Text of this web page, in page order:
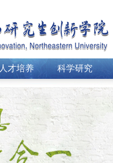
人才培养 科学研究